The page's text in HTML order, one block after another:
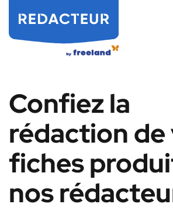
Confiez la
rédaction de
fiches
nos